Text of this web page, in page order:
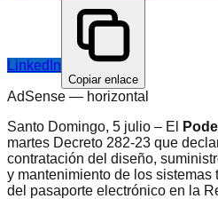
LinkedIn
Copiar enlace
AdSense — horizontal
Santo Domingo, 5 julio – El
martes Decreto 282-23 que
contratación del diseño,
y mantenimiento de los
del pasaporte electrónico en la